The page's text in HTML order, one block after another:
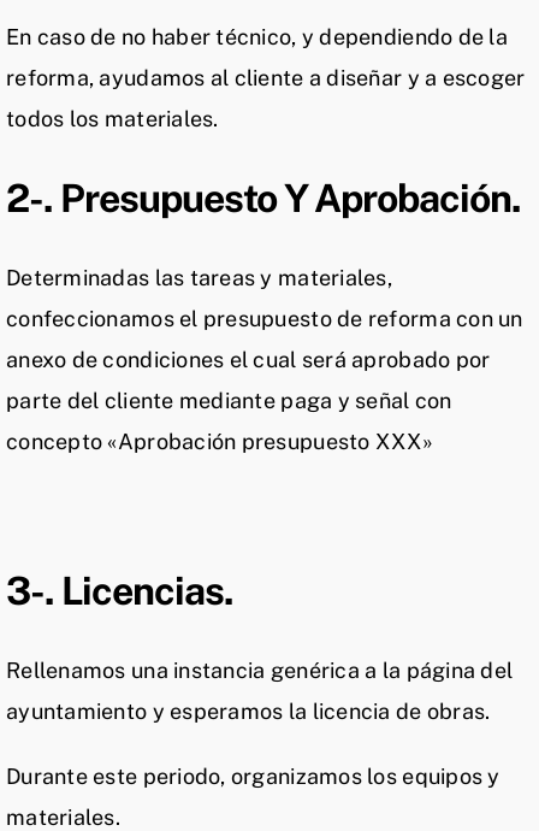
En caso de no haber técnico, y dependiendo de la
reforma, ayudamos al cliente a diseñar y a escoger
todos los materiales.
2-. Presupuesto Y Aprobación.
Determinadas las tareas y materiales,
confeccionamos el presupuesto de reforma con un
anexo de condiciones el cual será aprobado por
parte del cliente mediante paga y señal con
concepto «Aprobación presupuesto XXX»
3-. Licencias.
Rellenamos una instancia genérica a la página del
ayuntamiento y esperamos la licencia de obras.
Durante este periodo, organizamos los equipos y
materiales.